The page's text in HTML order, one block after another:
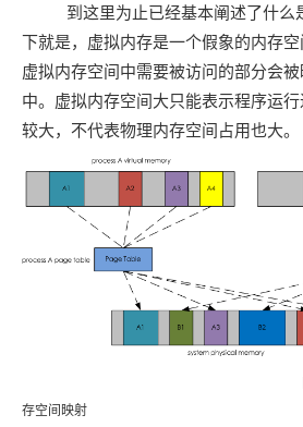
到这里为止已经基本阐述了什么
下就是，虚拟内存是一个假象的内存
虚拟内存空间中需要被访问的部分会
中。虚拟内存空间大只能表示程序运
较大，不代表物理内存空间占用也大。
存空间映射